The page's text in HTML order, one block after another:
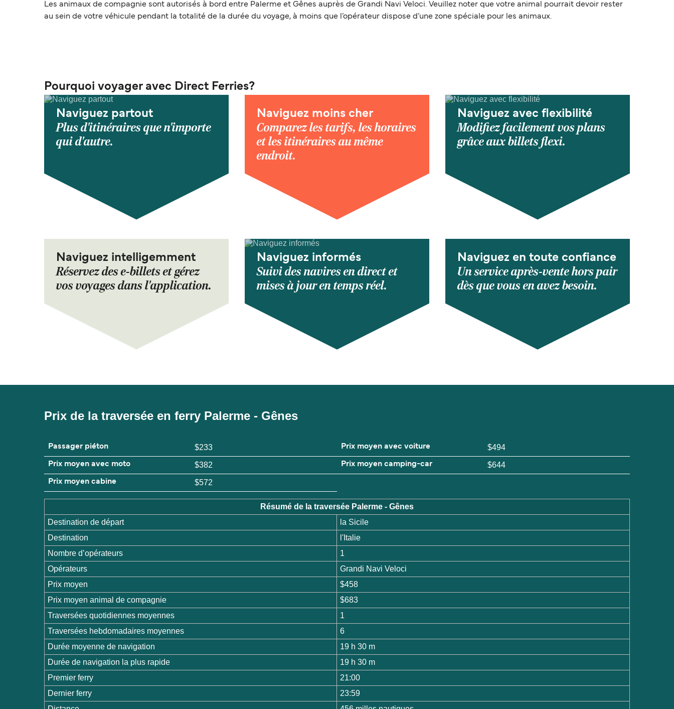
Les animaux de compagnie sont autorisés à bord entre Palerme et Gênes auprès de Grandi Navi Veloci. Veuillez noter que votre animal pourrait devoir rester
au sein de votre véhicule pendant la totalité de la durée du voyage, à moins que l’opérateur dispose d’une zone spéciale pour les animaux.
Pourquoi voyager avec Direct Ferries?
Naviguez partout
Plus d'itinéraires que n'importe
qui d'autre.
Naviguez moins cher
Comparez les tarifs, les horaires
et les itinéraires au même
endroit.
Naviguez avec flexibilité
Modifiez facilement vos plans
grâce aux billets flexi.
Naviguez intelligemment
Réservez des e-billets et gérez
vos voyages dans l'application.
Naviguez informés
Suivi des navires en direct et
mises à jour en temps réel.
Naviguez en toute confiance
Un service après-vente hors pair
dès que vous en avez besoin.
Prix de la traversée en ferry Palerme - Gênes
Passager piéton $233 Prix moyen avec voiture $494
Prix moyen avec moto $382 Prix moyen camping-car $644
Prix moyen cabine $572
Résumé de la traversée Palerme - Gênes
Destination de départ
la Sicile
Destination
l'Italie
Nombre d’opérateurs
1
Opérateurs
Grandi Navi Veloci
Prix moyen
$458
Prix moyen animal de compagnie
$683
Traversées quotidiennes moyennes
1
Traversées hebdomadaires moyennes
6
Durée moyenne de navigation
19 h 30 m
Durée de navigation la plus rapide
19 h 30 m
Premier ferry
21:00
Dernier ferry
23:59